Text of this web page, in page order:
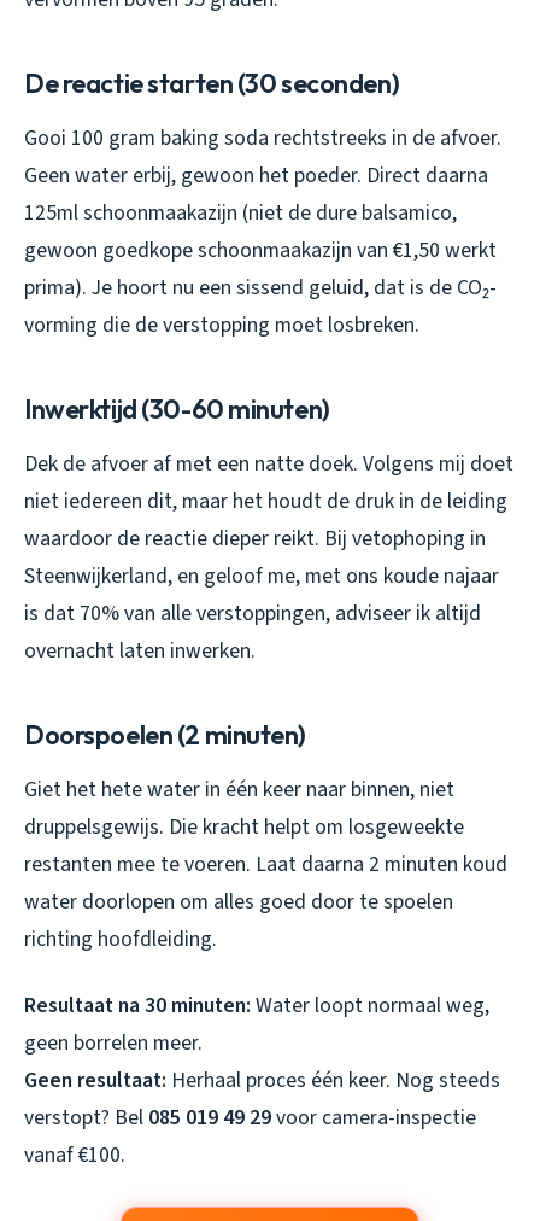
De reactie starten (30 seconden)
Gooi 100 gram baking soda rechtstreeks in de afvoer.
Geen water erbij, gewoon het poeder. Direct daarna
125ml schoonmaakazijn (niet de dure balsamico,
gewoon goedkope schoonmaakazijn van €1,50 werkt
prima). Je hoort nu een sissend geluid, dat is de CO₂-
vorming die de verstopping moet losbreken.
Inwerktijd (30-60 minuten)
Dek de afvoer af met een natte doek. Volgens mij doet
niet iedereen dit, maar het houdt de druk in de leiding
waardoor de reactie dieper reikt. Bij vetophoping in
Steenwijkerland, en geloof me, met ons koude najaar
is dat 70% van alle verstoppingen, adviseer ik altijd
overnacht laten inwerken.
Doorspoelen (2 minuten)
Giet het hete water in één keer naar binnen, niet
druppelsgewijs. Die kracht helpt om losgeweekte
restanten mee te voeren. Laat daarna 2 minuten koud
water doorlopen om alles goed door te spoelen
richting hoofdleiding.
Resultaat na 30 minuten: Water loopt normaal weg,
geen borrelen meer.
Geen resultaat: Herhaal proces één keer. Nog steeds
verstopt? Bel 085 019 49 29voor camera-inspectie
vanaf €100.